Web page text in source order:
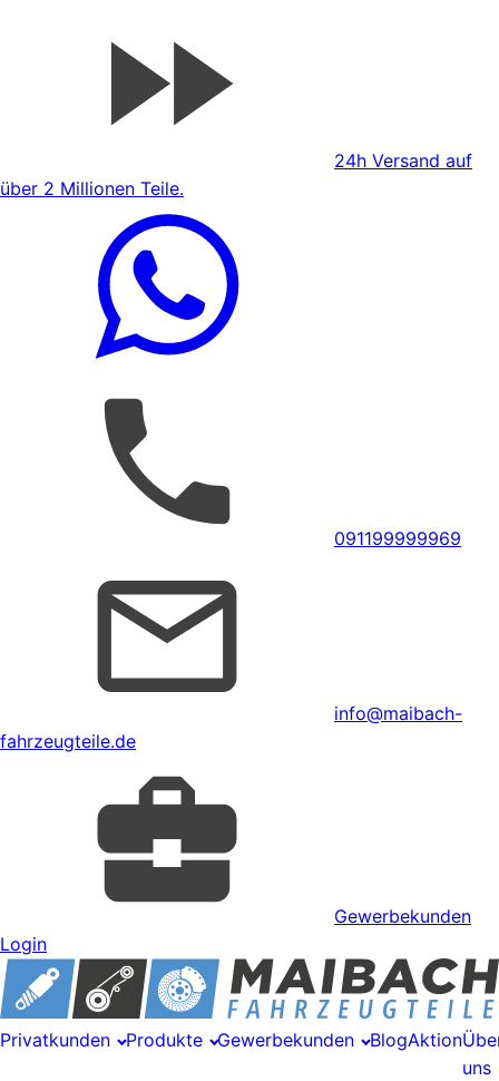
24h Versand auf
über 2 Millionen Teile.
091199999969
info@maibach-
fahrzeugteile.de
Gewerbekunden
Login
Privatkunden Produkte Gewerbekunden BlogAktion
uns